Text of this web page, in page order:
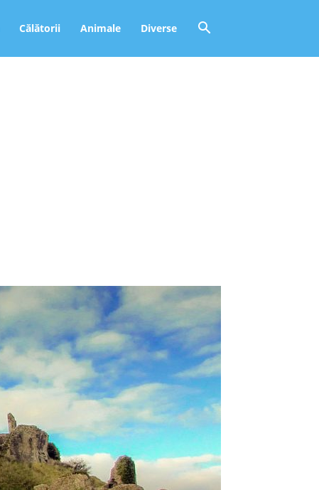
Călătorii Animale Diverse